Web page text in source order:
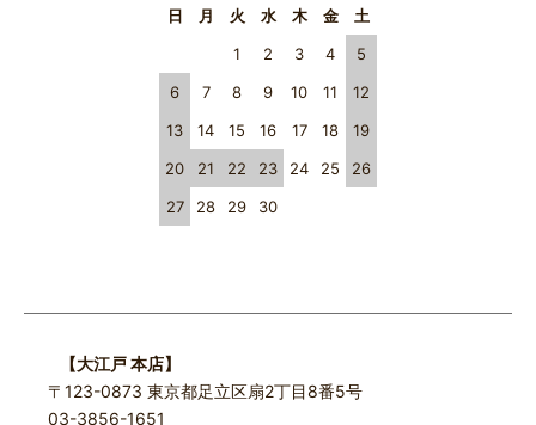
日 月 火 水 木 金
土
1
2 3 4
5
6
7 8 9 10 11
12
13
14 15 16 17 18
19
20
21 22 23 24 25
26
27
28 29 30
【大江戸 本店】
〒123-0873 東京都足立区扇2丁目8番5号
03-3856-1651